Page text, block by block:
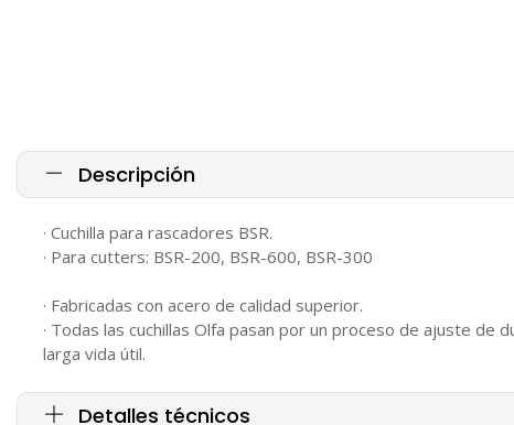
Descripción
· Cuchilla para rascadores BSR.
· Para cutters: BSR-200, BSR-600, BSR-300
· Fabricadas con acero de calidad superior.
· Todas las cuchillas Olfa pasan por un proceso de ajuste
larga vida útil.
Detalles técnicos